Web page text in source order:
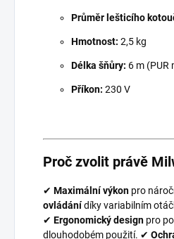
Průměr lešticího
Hmotnost: 2,5 kg
Délka šňůry: 6 m (PUR
Příkon: 230 V
Proč zvolit právě
✔ Maximální výkon pro
ovládánídíky variabilním
✔ Ergonomický design pro
dlouhodobém použití. ✔